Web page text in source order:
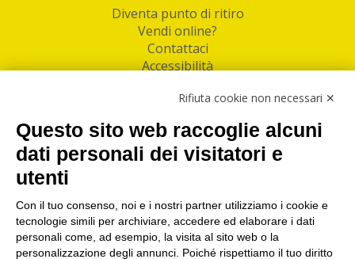
Diventa punto di ritiro
Vendi online?
Contattaci
Accessibilità
Facebook
Linkedin
I nostri punti di ritiro e spedizione pacchi nelle
maggiori città italiane
Torino|Milano|Roma|Bologna|Firenze| Genova
Napoli|Varese
Rifiuta cookie non necessari ✕
Questo sito web raccoglie alcuni
dati personali dei visitatori e
utenti
Con il tuo consenso, noi e i nostri partner utilizziamo i cookie e
tecnologie simili per archiviare, accedere ed elaborare i dati
personali come, ad esempio, la visita al sito web o la
personalizzazione degli annunci. Poiché rispettiamo il tuo diritto